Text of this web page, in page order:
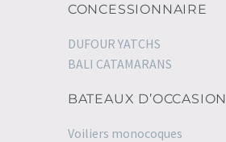
CONCESSIONNAIRE
DUFOUR YATCHS
BALI CATAMARANS
BATEAUX D’OCCASION
Voiliers monocoques